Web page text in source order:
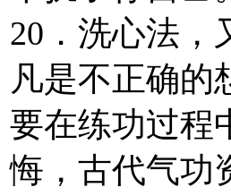
20．洗心法，
凡是不正确的
要在练功过程
悔，古代气功